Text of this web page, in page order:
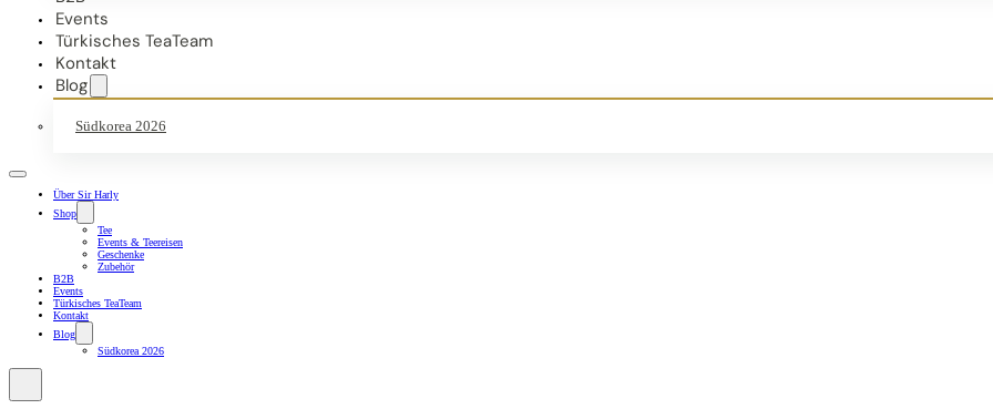
Events
Türkisches TeaTeam
Kontakt
Blog
Südkorea 2026
Über Sir Harly
Shop
Tee
Events & Teereisen
Geschenke
Zubehör
B2B
Events
Türkisches TeaTeam
Kontakt
Blog
Südkorea 2026